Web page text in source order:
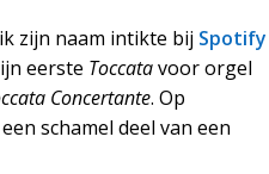
zijn naam intikte bij Spotify
eerste Toccatavoor orgel
Concertante. Op
schamel deel van een